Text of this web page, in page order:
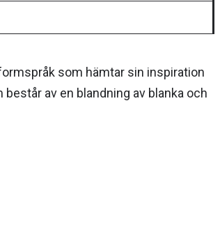
som hämtar sin inspiration
av en blandning av blanka och